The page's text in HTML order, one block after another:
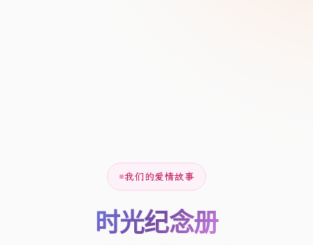
我们的爱情故事
时光纪念册